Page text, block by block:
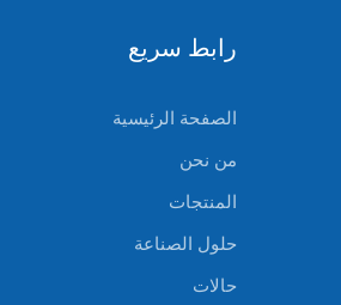
رابط سريع
الصفحة الرئيسية
من نحن
المنتجات
حلول الصناعة
حالات